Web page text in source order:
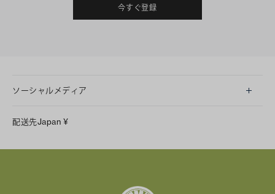
今すぐ登録
ソーシャルメディア
Facebook
配送先Japan ¥